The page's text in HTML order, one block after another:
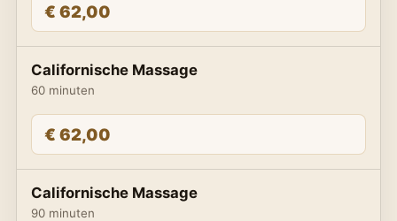
€ 62,00
Californische Massage
60 minuten
€ 62,00
Californische Massage
90 minuten